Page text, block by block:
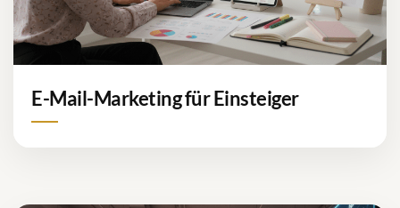
E-Mail-Marketing für Einsteiger